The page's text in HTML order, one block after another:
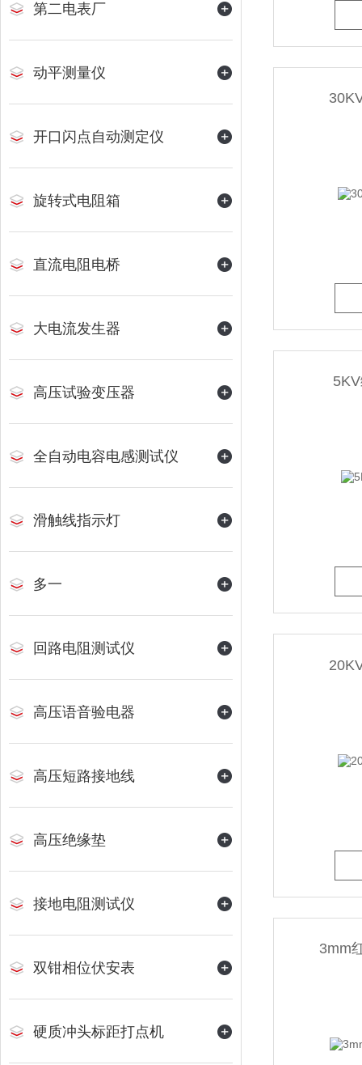
第二电表厂
动平测量仪
开口闪点自动测定仪
旋转式电阻箱
直流电阻电桥
大电流发生器
高压试验变压器
全自动电容电感测试仪
滑触线指示灯
多一
回路电阻测试仪
高压语音验电器
高压短路接地线
高压绝缘垫
接地电阻测试仪
双钳相位伏安表
硬质冲头标距打点机
3mm